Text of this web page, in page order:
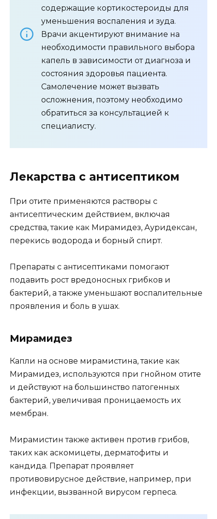
содержащие кортикостероиды для
уменьшения воспаления и зуда.
Врачи акцентируют внимание на
необходимости правильного выбора
капель в зависимости от диагноза и
состояния здоровья пациента.
Самолечение может вызвать
осложнения, поэтому необходимо
обратиться за консультацией к
специалисту.
Лекарства с антисептиком
При отите применяются растворы с
антисептическим действием, включая
средства, такие как Мирамидез, Ауридексан,
перекись водорода и борный спирт.
Препараты с антисептиками помогают
подавить рост вредоносных грибков и
бактерий, а также уменьшают воспалительные
проявления и боль в ушах.
Мирамидез
Капли на основе мирамистина, такие как
Мирамидез, используются при гнойном отите
и действуют на большинство патогенных
бактерий, увеличивая проницаемость их
мембран.
Мирамистин также активен против грибов,
таких как аскомицеты, дерматофиты и
кандида. Препарат проявляет
противовирусное действие, например, при
инфекции, вызванной вирусом герпеса.